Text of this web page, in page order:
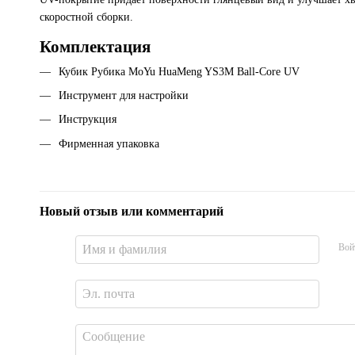
скоростной сборки.
Комплектация
Кубик Рубика MoYu HuaMeng YS3M Ball-Core UV
Инструмент для настройки
Инструкция
Фирменная упаковка
Новый отзыв или комментарий